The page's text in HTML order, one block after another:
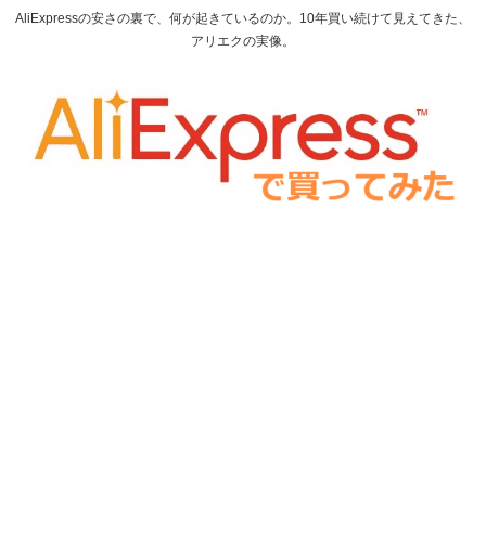
AliExpressの安さの裏で、何が起きているのか。10年買い続けて見えてきた、
アリエクの実像。